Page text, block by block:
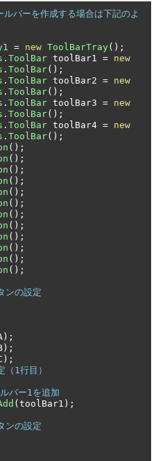
バーを作成する場合は下記のよ
= new ToolBarTray();
. ToolBar toolBar1 = new
. ToolBar();
. ToolBar toolBar2 = new
. ToolBar();
. ToolBar toolBar3 = new
. ToolBar();
. ToolBar toolBar4 = new
. ToolBar();
();
();
();
();
();
();
();
();
();
();
();
();
ンの設定
);
);
);
1行目）
バー1を追加
(toolBar1 );
ンの設定